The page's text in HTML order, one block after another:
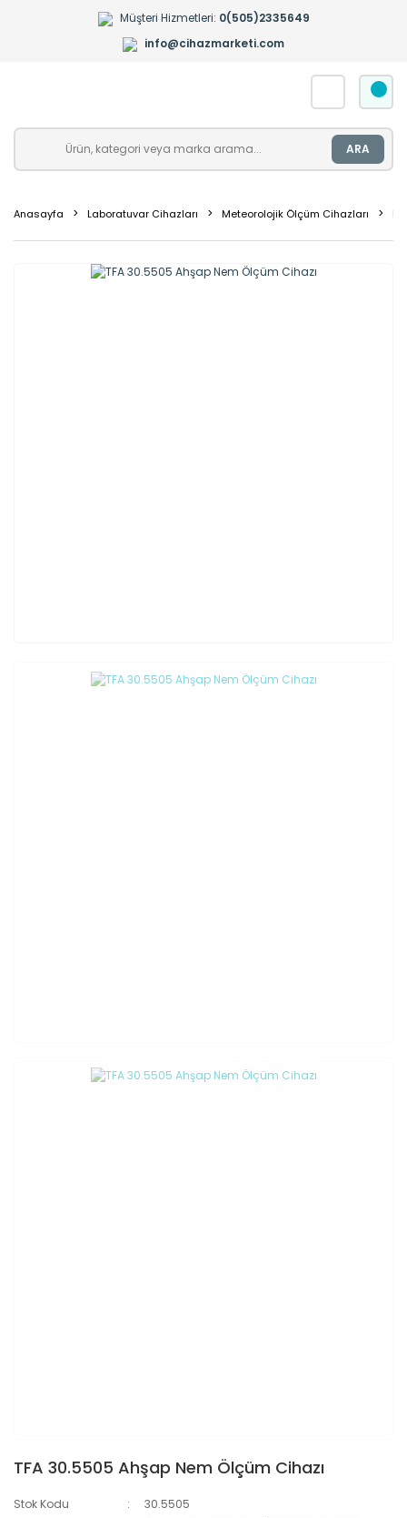
Müşteri Hizmetleri: 0(505)2335649
info@cihazmarketi.com
ARA
Anasayfa Laboratuvar Cihazları Meteorolojik Ölçüm Cihazları
TFA 30.5505 Ahşap Nem Ölçüm Cihazı
Stok Kodu
30.5505